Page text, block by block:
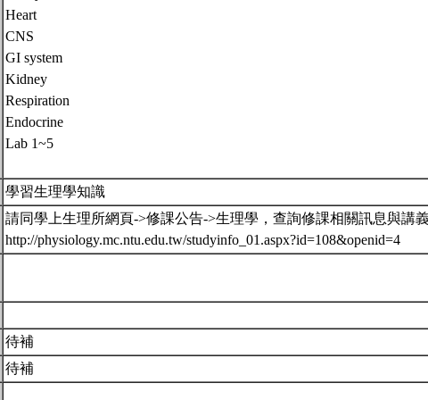
Heart
CNS
GI system
Kidney
Respiration
Endocrine
Lab 1~5
學習生理學知識
請同學上生理所網頁->修課公告->生理學，查詢修課相關訊息與講
http://physiology.mc.ntu.edu.tw/studyinfo_01.aspx?id=108&openid=4
待補
待補